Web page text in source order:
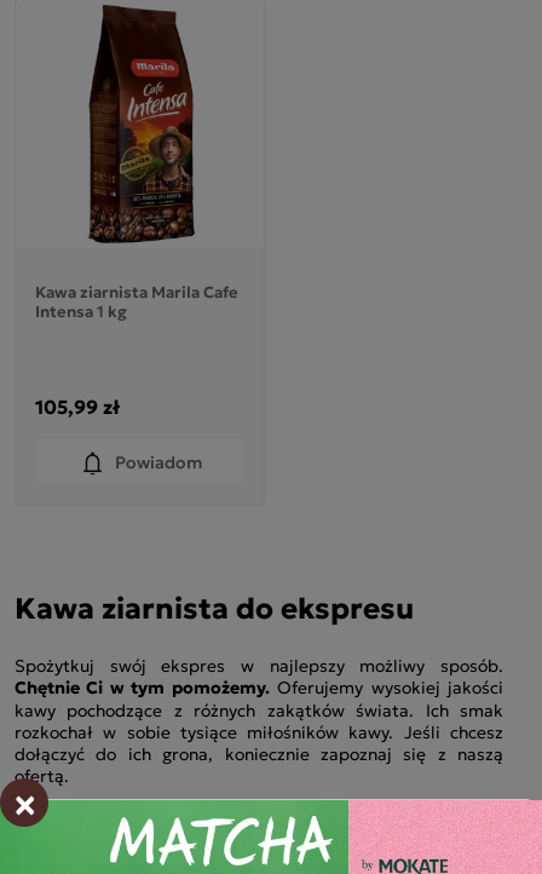
Kawa ziarnista Marila Cafe
Intensa 1 kg
105,99 zł
Powiadom
Kawa ziarnista do ekspresu
Spożytkuj swój ekspres w najlepszy możliwy sposób.
Chętnie Ci w tym pomożemy.Oferujemy wysokiej jakości
kawy pochodzące z różnych zakątków świata. Ich smak
rozkochał w sobie tysiące miłośników kawy. Jeśli chcesz
dołączyć do ich grona, koniecznie zapoznaj się z naszą
ofertą.
Kawa ziarnista do ekspresu z Mokate –
rozkochaj się w smaku aromatycznej kawy
×